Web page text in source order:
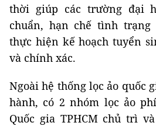
thời giúp các trường đại
chuẩn, hạn chế tình
thực hiện kế hoạch tuyển
và chính xác.
Ngoài hệ thống lọc ảo quốc
hành, có 2 nhóm lọc ảo
Quốc gia TPHCM chủ trì